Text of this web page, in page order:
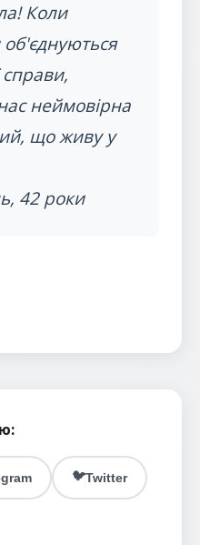
Коли
справи,
неймовірна
що живу у
42 роки
🐦Twitter